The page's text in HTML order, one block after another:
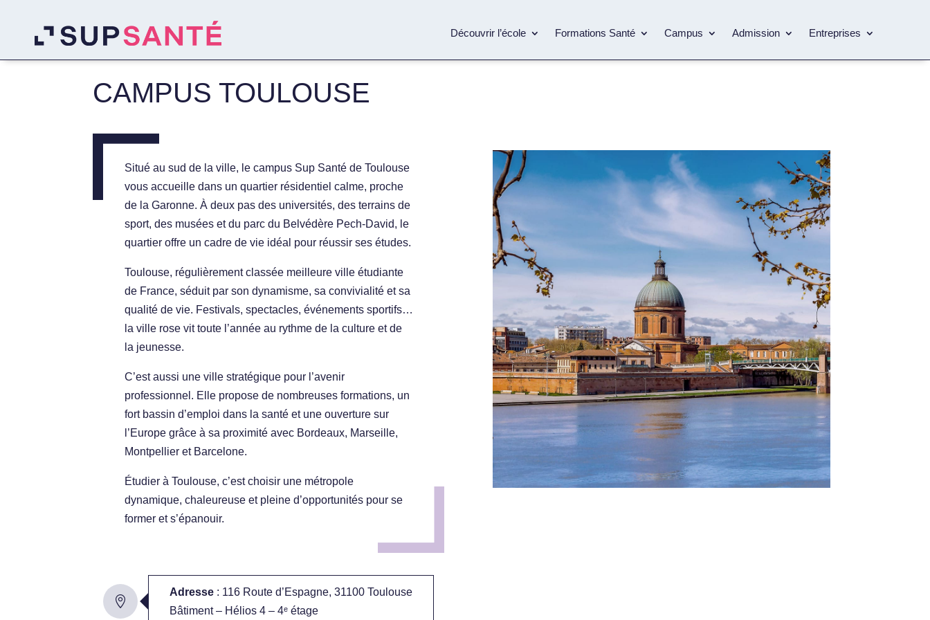
Découvrir l’école Formations Santé Campus Admission Entreprises
CAMPUS TOULOUSE
Situé au sud de la ville, le campus Sup Santé de Toulouse
vous accueille dans un quartier résidentiel calme, proche
de la Garonne. À deux pas des universités, des terrains de
sport, des musées et du parc du Belvédère Pech-David, le
quartier offre un cadre de vie idéal pour réussir ses études.
Toulouse, régulièrement classée meilleure ville étudiante
de France, séduit par son dynamisme, sa convivialité et sa
qualité de vie. Festivals, spectacles, événements sportifs…
la ville rose vit toute l’année au rythme de la culture et de
la jeunesse.
C’est aussi une ville stratégique pour l’avenir
professionnel. Elle propose de nombreuses formations, un
fort bassin d’emploi dans la santé et une ouverture sur
l’Europe grâce à sa proximité avec Bordeaux, Marseille,
Montpellier et Barcelone.
Étudier à Toulouse, c’est choisir une métropole
dynamique, chaleureuse et pleine d’opportunités pour se
former et s’épanouir.
Adresse : 116 Route d’Espagne, 31100 Toulouse
Bâtiment – Hélios 4 – 4ᵉ étage